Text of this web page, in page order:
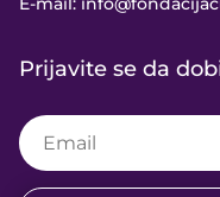
Prijavite se da